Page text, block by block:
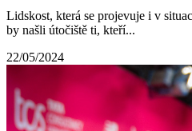
Lidskost, která se projevuje i v
by našli útočiště ti, kteří...
22/05/2024